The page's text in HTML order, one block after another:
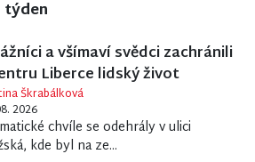
a všímaví svědci zachránili
Liberce lidský život
Škrabálková
2026
chvíle se odehrály v ulici
kde byl na ze...